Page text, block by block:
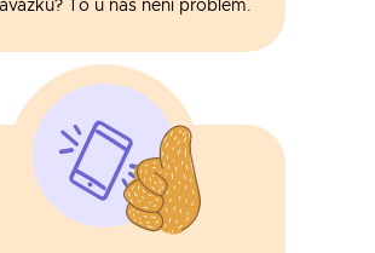
To u nás není problém.